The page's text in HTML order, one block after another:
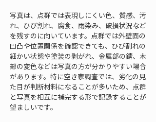
写真は、点群では表現しにくい色、質感、汚
れ、ひび割れ、腐食、雨染み、破損状況など
を残すのに向いています。点群では外壁面の
凹凸や位置関係を確認できても、ひび割れの
細かい状態や塗装の剥がれ、金属部の錆、木
部の変色などは写真の方が分かりやすい場合
があります。特に空き家調査では、劣化の見
た目が判断材料になることが多いため、点群
と写真を相互に補完する形で記録することが
望ましいです。